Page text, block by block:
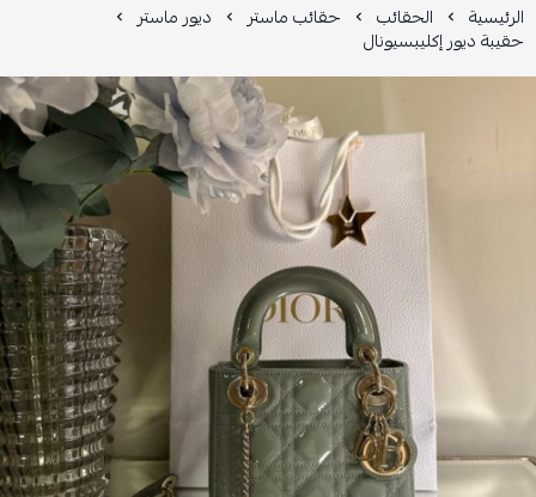
الرئيسية الحقائب حقائب ماستر ديور ماستر
حقيبة ديور إكليبسيونال